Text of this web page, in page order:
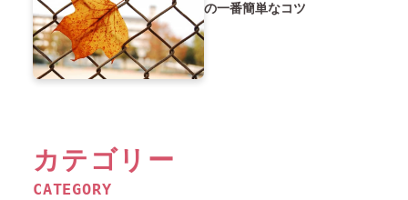
の一番簡単なコツ
カテゴリー
CATEGORY